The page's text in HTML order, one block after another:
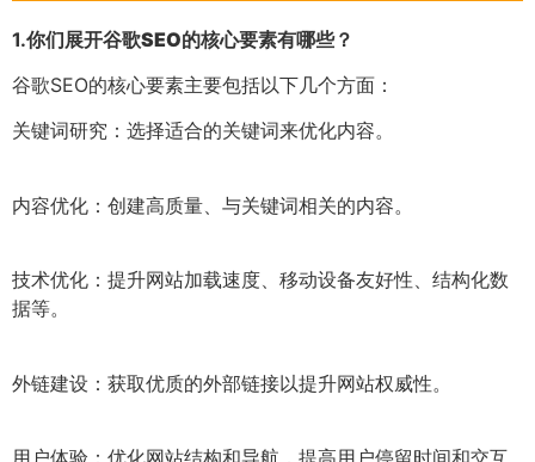
1.你们展开谷歌SEO的核心要素有哪些？
谷歌SEO的核心要素主要包括以下几个方面：
关键词研究：选择适合的关键词来优化内容。
内容优化：创建高质量、与关键词相关的内容。
技术优化：提升网站加载速度、移动设备友好性、结构化数
据等。
外链建设：获取优质的外部链接以提升网站权威性。
用户体验：优化网站结构和导航，提高用户停留时间和交互